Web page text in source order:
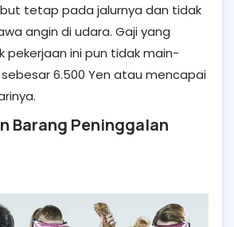
tetap pada jalurnya dan tidak
angin di udara. Gaji yang
pekerjaan ini pun tidak main-
6.500 Yen atau mencapai
Barang Peninggalan